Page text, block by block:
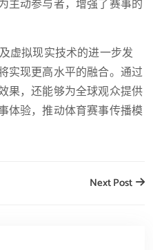
主动参与者，增强了赛事的
虚拟现实技术的进一步发
实现更高水平的融合。通过
果，还能够为全球观众提供
体验，推动体育赛事传播模
Next Post